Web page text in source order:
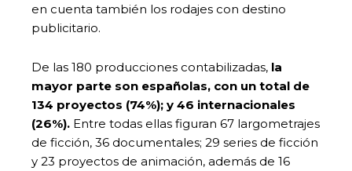
en cuenta también los rodajes con destino
publicitario.
De las 180 producciones contabilizadas, la
mayor parte son españolas, con un total de
134 proyectos (74%); y 46 internacionales
(26%). Entre todas ellas figuran 67 largometrajes
de ficción, 36 documentales; 29 series de ficción
y 23 proyectos de animación, además de 16